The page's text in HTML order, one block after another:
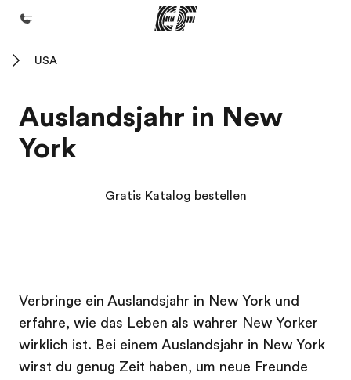
Programme
Alle Programme ansehen
Karriere
Teil des Teams werden
USA
Auslandsjahr in New
York
Gratis Katalog bestellen
Verbringe ein Auslandsjahr in New York und
erfahre, wie das Leben als wahrer New Yorker
wirklich ist. Bei einem Auslandsjahr in New York
wirst du genug Zeit haben, um neue Freunde